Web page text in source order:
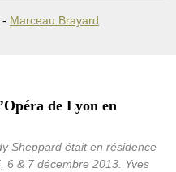
Marceau Brayard
de Lyon en
Sheppard était en résidence
6 & 7 décembre 2013. Yves